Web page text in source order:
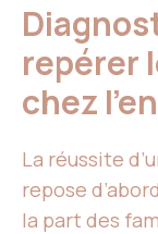
repérer
chez
La réussite
repose
la part des